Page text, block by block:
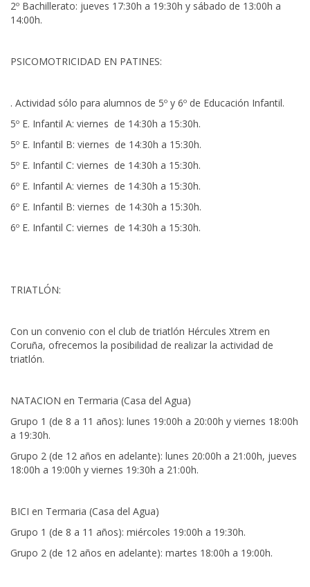
2º Bachillerato: jueves 17:30h a 19:30h y sábado de 13:00h a
14:00h.
PSICOMOTRICIDAD EN PATINES:
. Actividad sólo para alumnos de 5º y 6º de Educación Infantil.
5º E. Infantil A: viernes de 14:30h a 15:30h.
5º E. Infantil B: viernes de 14:30h a 15:30h.
5º E. Infantil C: viernes de 14:30h a 15:30h.
6º E. Infantil A: viernes de 14:30h a 15:30h.
6º E. Infantil B: viernes de 14:30h a 15:30h.
6º E. Infantil C: viernes de 14:30h a 15:30h.
TRIATLÓN:
Con un convenio con el club de triatlón Hércules Xtrem en
Coruña, ofrecemos la posibilidad de realizar la actividad de
triatlón.
NATACION en Termaria (Casa del Agua)
Grupo 1 (de 8 a 11 años): lunes 19:00h a 20:00h y viernes 18:00h
a 19:30h.
Grupo 2 (de 12 años en adelante): lunes 20:00h a 21:00h, jueves
18:00h a 19:00h y viernes 19:30h a 21:00h.
BICI en Termaria (Casa del Agua)
Grupo 1 (de 8 a 11 años): miércoles 19:00h a 19:30h.
Grupo 2 (de 12 años en adelante): martes 18:00h a 19:00h.